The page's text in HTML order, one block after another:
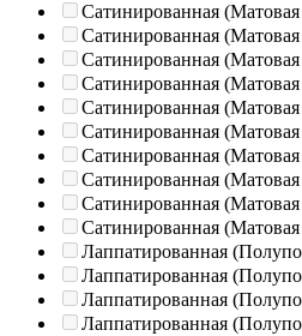
Сатинированная
Сатинированная
Сатинированная
Сатинированная
Сатинированная
Сатинированная
Сатинированная
Сатинированная
Сатинированная
Сатинированная
Лаппатированная
Лаппатированная
Лаппатированная
Лаппатированная